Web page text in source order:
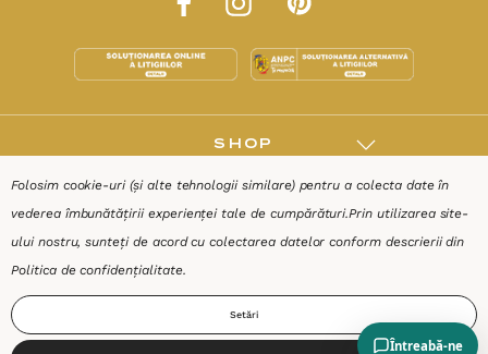
SHOP
Folosim cookie-uri (și alte tehnologii similare) pentru a colecta date în
vederea îmbunătățirii experienței tale de cumpărături.Prin utilizarea site-
ului nostru, sunteți de acord cu colectarea datelor conform descrierii din
Politica de confidențialitate.
Setări